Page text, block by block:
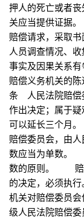
押人的死亡或者
关应当提供证据
赔偿请求，采取
人员调查情况、
事实及因果关系
赔偿义务机关的
条 人民法院赔偿
作出决定；属于疑
可以延长三个月
赔偿委员会，由
数应当为单数。
数的原则。 赔偿
的决定，必须执
机关对赔偿委员
级人民法院赔偿